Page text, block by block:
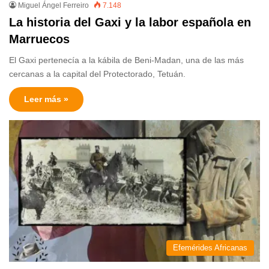
Miguel Ángel Ferreiro 7.148
La historia del Gaxi y la labor española en
Marruecos
El Gaxi pertenecía a la kábila de Beni-Madan, una de las más
cercanas a la capital del Protectorado, Tetuán.
Leer más »
Efemérides Africanas